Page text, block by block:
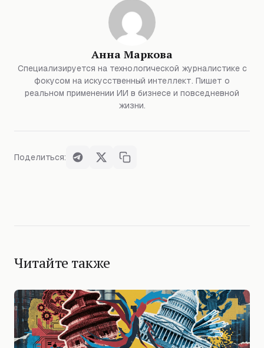
Анна Маркова
Специализируется на технологической журналистике с
фокусом на искусственный интеллект. Пишет о
реальном применении ИИ в бизнесе и повседневной
жизни.
Поделиться:
Читайте также